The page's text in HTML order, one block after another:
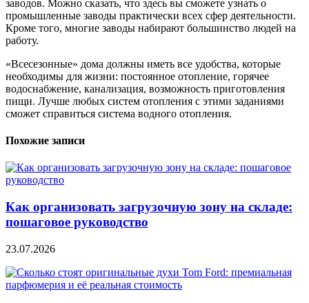
заводов. Можно сказать, что здесь вы сможете узнать о
промышленные заводы практически всех сфер деятельности.
Кроме того, многие заводы набирают большинство людей на
работу.
«Всесезонные» дома должны иметь все удобства, которые
необходимы для жизни: постоянное отопление, горячее
водоснабжение, канализация, возможность приготовления
пищи. Лучше любых систем отопления с этими заданиями
сможет справиться система водного отопления.
Похожие записи
Как организовать загрузочную зону на складе:
пошаговое руководство
23.07.2026